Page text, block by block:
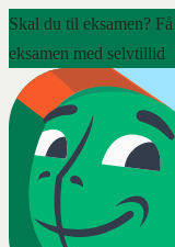
Skal du til eksamen?
eksamen med selvtillid